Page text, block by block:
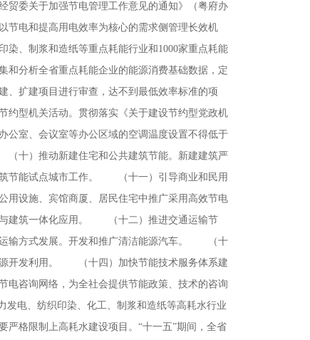
贸委关于加强节电管理工作意见的通知》（粤府办
节电和提高用电效率为核心的需求侧管理长效机
、制浆和造纸等重点耗能行业和1000家重点耗能
和分析全省重点耗能企业的能源消费基础数据，定
扩建项目进行审查，达不到最低效率标准的项
型机关活动。贯彻落实《关于建设节约型党政机
公室、会议室等办公区域的空调温度设置不得低于
十）推动新建住宅和公共建筑节能。新建建筑严
筑节能试点城市工作。 （十一）引导商业和民用
用设施、宾馆商厦、居民住宅中推广采用高效节电
与建筑一体化应用。 （十二）推进交通运输节
运输方式发展。开发和推广清洁能源汽车。 （十
源开发利用。 （十四）加快节能技术服务体系建
电咨询网络，为全社会提供节能政策、技术的咨询
电、纺织印染、化工、制浆和造纸等高耗水行业
严格限制上高耗水建设项目。“十一五”期间，全省